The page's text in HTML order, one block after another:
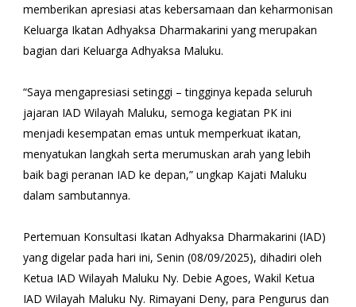
memberikan apresiasi atas kebersamaan dan keharmonisan
Keluarga Ikatan Adhyaksa Dharmakarini yang merupakan
bagian dari Keluarga Adhyaksa Maluku.
“Saya mengapresiasi setinggi – tingginya kepada seluruh
jajaran IAD Wilayah Maluku, semoga kegiatan PK ini
menjadi kesempatan emas untuk memperkuat ikatan,
menyatukan langkah serta merumuskan arah yang lebih
baik bagi peranan IAD ke depan,” ungkap Kajati Maluku
dalam sambutannya.
Pertemuan Konsultasi Ikatan Adhyaksa Dharmakarini (IAD)
yang digelar pada hari ini, Senin (08/09/2025), dihadiri oleh
Ketua IAD Wilayah Maluku Ny. Debie Agoes, Wakil Ketua
IAD Wilayah Maluku Ny. Rimayani Deny, para Pengurus dan